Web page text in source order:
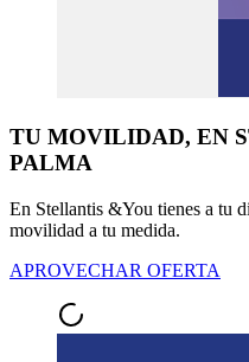
TU MOVILIDAD, EN
PALMA
En Stellantis &You tienes a tu
movilidad a tu medida.
APROVECHAR OFERTA